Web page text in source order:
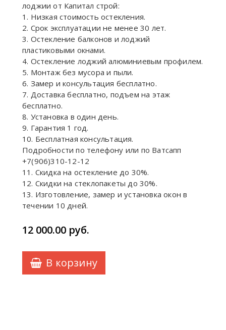
лоджии от Капитал строй:
1. Низкая стоимость остекления.
2. Срок эксплуатации не менее 30 лет.
3. Остекление балконов и лоджий
пластиковыми окнами.
4. Остекление лоджий алюминиевым профилем.
5. Монтаж без мусора и пыли.
6. Замер и консультация бесплатно.
7. Доставка бесплатно, подъем на этаж
бесплатно.
8. Установка в один день.
9. Гарантия 1 год.
10. Бесплатная консультация.
Подробности по телефону или по Ватсапп
+7(906)310-12-12
11. Скидка на остекление до 30%.
12. Скидки на стеклопакеты до 30%.
13. Изготовление, замер и установка окон в
течении 10 дней.
12 000.00 руб.
В корзину